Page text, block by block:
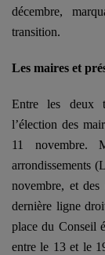
décembre,
transition.
Les maires et p
Entre les deux
l’élection des
11 novembre.
arrondissements
novembre, et des
dernière ligne
place du Conseil
entre le 13 et le